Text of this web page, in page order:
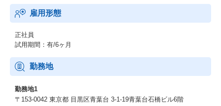
社員の9割以上が20代と若手メンバーが中心で、「まずやってみ
on1、社内転職制度「エートラ」などを通じてキャリアやコンディ
ションをきちんと対話できるカルチャーです。
年次や役職に関係なく意見を出し合い、新規事業や拠点立ち上げ
にも抜擢される一方で、全社総会や社内交流会、社長メシなどの
イベントも多く、メリハリをつけて本気で仕事を楽しむ人が多い
組織です。
雇用形態
正社員
試用期間：有/6ヶ月
勤務地
勤務地1
〒153-0042 東京都 目黒区青葉台 3-1-19青葉台石橋ビル6階